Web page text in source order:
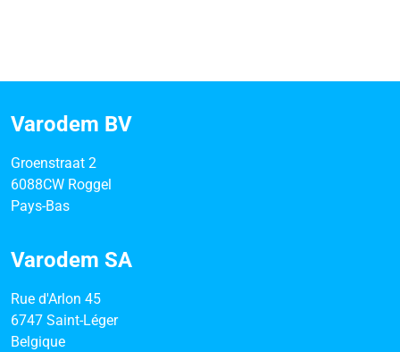
Varodem BV
Groenstraat 2
6088CW Roggel
Pays-Bas
Varodem SA
Rue d'Arlon 45
6747 Saint-Léger
Belgique